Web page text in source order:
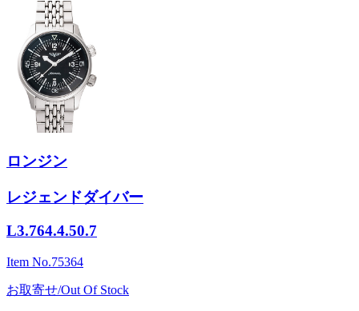
ロンジン
レジェンドダイバー
L3.764.4.50.7
Item No.75364
お取寄せ/Out Of Stock